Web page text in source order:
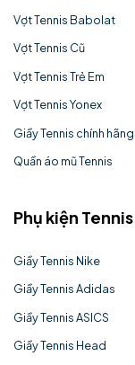
Vợt Tennis Babolat
Vợt Tennis Cũ
Vợt Tennis Trẻ Em
Vợt Tennis Yonex
Giầy Tennis chính hãng
Quần áo mũ Tennis
Phụ kiện Tennis
Giầy Tennis Nike
Giầy Tennis Adidas
Giầy Tennis ASICS
Giầy Tennis Head